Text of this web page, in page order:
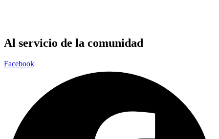
Al servicio de la comunidad
Facebook